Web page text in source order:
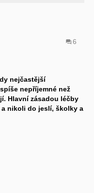
6
nejčastější
nepříjemné než
Hlavní zásadou léčby
nikoli do jeslí, školky a